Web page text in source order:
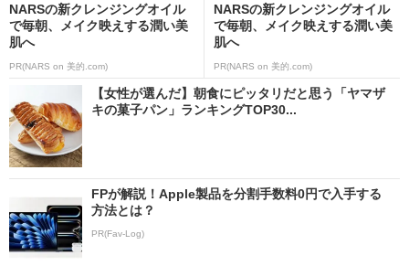
NARSの新クレンジングオイル
で毎朝、メイク映えする潤い美
肌へ
PR(NARS on 美的.com)
NARSの新クレンジングオイル
で毎朝、メイク映えする潤い美
肌へ
PR(NARS on 美的.com)
【女性が選んだ】朝食にピッタリだと思う「ヤマザ
キの菓子パン」ランキングTOP30...
FPが解説！Apple製品を分割手数料0円で入手する
方法とは？
PR(Fav-Log)